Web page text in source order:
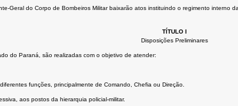
Geral do Corpo de Bombeiros Militar baixarão atos instituindo o regimento interno
TÍTULO I
Disposições Preliminares
do Paraná, são realizadas com o objetivo de atender:
funções, principalmente de Comando, Chefia ou Direção.
aos postos da hierarquia policial-militar.